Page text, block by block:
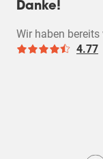
Danke!
Wir haben
4.77